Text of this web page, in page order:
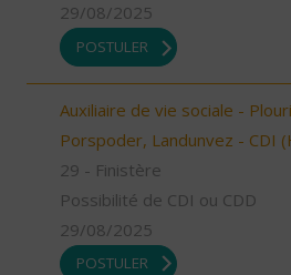
29/08/2025
POSTULER
Auxiliaire de vie sociale -
Porspoder, Landunvez - CDI
29 - Finistère
Possibilité de CDI ou CDD
29/08/2025
POSTULER